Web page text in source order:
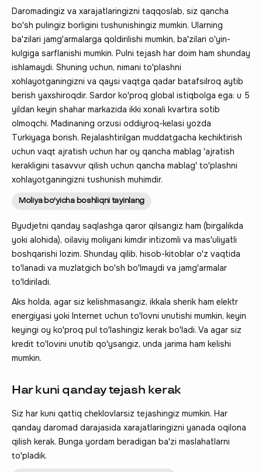
Daromadingiz va xarajatlaringizni taqqoslab, siz qancha
bo'sh pulingiz borligini tushunishingiz mumkin. Ularning
ba'zilari jamg'armalarga qoldirilishi mumkin, ba'zilari o'yin-
kulgiga sarflanishi mumkin. Pulni tejash har doim ham shunday
ishlamaydi. Shuning uchun, nimani to'plashni
xohlayotganingizni va qaysi vaqtga qadar batafsilroq aytib
berish yaxshiroqdir. Sardor ko'proq global istiqbolga ega: u 5
yildan keyin shahar markazida ikki xonali kvartira sotib
olmoqchi. Madinaning orzusi oddiyroq-kelasi yozda
Turkiyaga borish. Rejalashtirilgan muddatgacha kechiktirish
uchun vaqt ajratish uchun har oy qancha mablag 'ajratish
kerakligini tasavvur qilish uchun qancha mablag' to'plashni
xohlayotganingizni tushunish muhimdir.
Moliya bo'yicha boshliqni tayinlang
Byudjetni qanday saqlashga qaror qilsangiz ham (birgalikda
yoki alohida), oilaviy moliyani kimdir intizomli va mas'uliyatli
boshqarishi lozim. Shunday qilib, hisob-kitoblar o'z vaqtida
to'lanadi va muzlatgich bo'sh bo'lmaydi va jamg'armalar
to'ldiriladi.
Aks holda, agar siz kelishmasangiz, ikkala sherik ham elektr
energiyasi yoki Internet uchun to'lovni unutishi mumkin, keyin
keyingi oy ko'proq pul to'lashingiz kerak bo'ladi. Va agar siz
kredit to'lovini unutib qo'ysangiz, unda jarima ham kelishi
mumkin.
Har kuni qanday tejash kerak
Siz har kuni qattiq cheklovlarsiz tejashingiz mumkin. Har
qanday daromad darajasida xarajatlaringizni yanada oqilona
qilish kerak. Bunga yordam beradigan ba'zi maslahatlarni
to'pladik.